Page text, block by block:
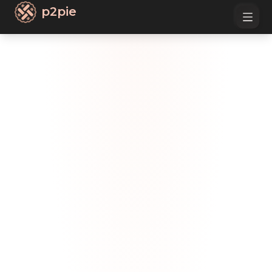
p2pie